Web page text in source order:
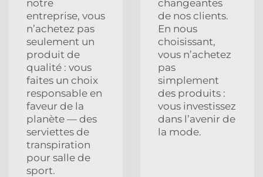
notre
entreprise, vous
n’achetez pas
seulement un
produit de
qualité : vous
faites un choix
responsable en
faveur de la
planète — des
serviettes de
transpiration
pour salle de
sport.
changeantes
de nos clients.
En nous
choisissant,
vous n’achetez
pas
simplement
des produits :
vous investissez
dans l’avenir de
la mode.